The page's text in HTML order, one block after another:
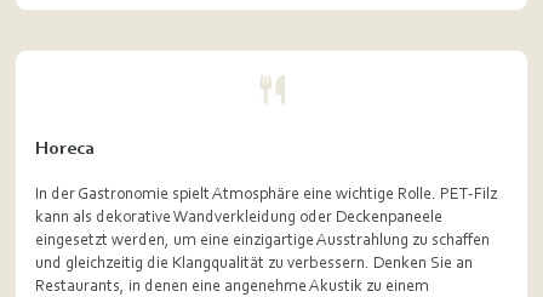
Horeca
In der Gastronomie spielt Atmosphäre eine wichtige Rolle. PET-Filz
kann als dekorative Wandverkleidung oder Deckenpaneele
eingesetzt werden, um eine einzigartige Ausstrahlung zu schaffen
und gleichzeitig die Klangqualität zu verbessern. Denken Sie an
Restaurants, in denen eine angenehme Akustik zu einem